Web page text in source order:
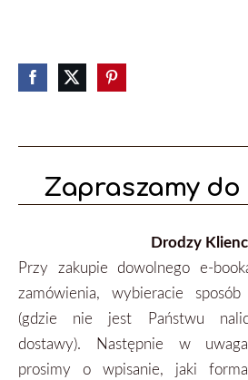
Zapraszamy do
Drodzy
Przy zakupie dowolnego e-
zamówienia, wybieracie
(gdzie nie jest Państwu
dostawy). Następnie w
prosimy o wpisanie, jaki